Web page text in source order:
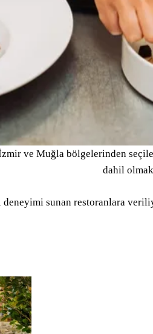
ve Muğla bölgelerinden
dahil
sunan restoranlara